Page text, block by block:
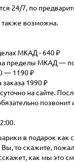
24/7, по
также возможна.
МКАД - 640 ₽
пределы МКАД —
— 1190 ₽
1990 ₽
на сайте.
позвонит
в подарок как
то скажите,
как мы это